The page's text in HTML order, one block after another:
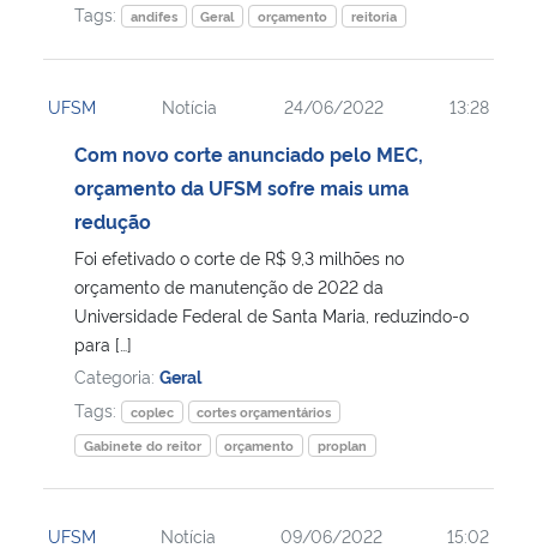
Tags:
andifes Geral orçamento reitoria
UFSM Notícia 24/06/2022 13:28
Com novo corte anunciado pelo MEC,
orçamento da UFSM sofre mais uma
redução
Foi efetivado o corte de R$ 9,3 milhões no
orçamento de manutenção de 2022 da
Universidade Federal de Santa Maria, reduzindo-o
para […]
Categoria: Geral
Tags:
coplec
cortes orçamentários
Gabinete do reitor
orçamento proplan
UFSM Notícia 09/06/2022 15:02